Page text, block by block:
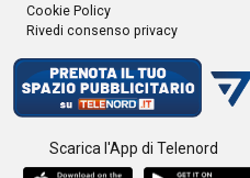
Cookie Policy
Rivedi consenso privacy
Scarica l'App di Telenord